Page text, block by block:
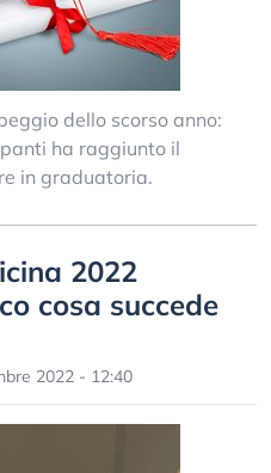
dello scorso anno:
ha raggiunto il
in graduatoria.
2022
cosa succede
2022 - 12:40